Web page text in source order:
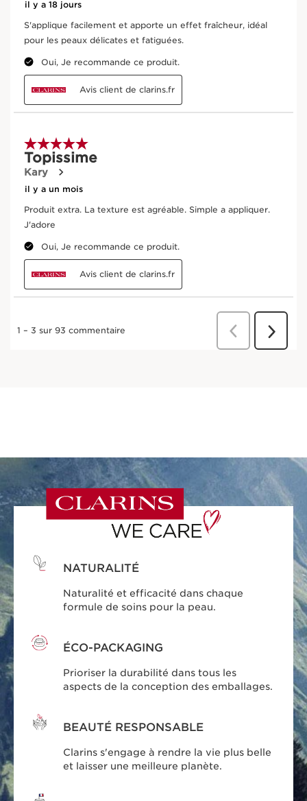
NATURALITÉ
Naturalité et efficacité dans chaque
formule de soins pour la peau.
ÉCO-PACKAGING
Prioriser la durabilité dans tous les
aspects de la conception des emballages.
BEAUTÉ RESPONSABLE
Clarins s'engage à rendre la vie plus belle
et laisser une meilleure planète.